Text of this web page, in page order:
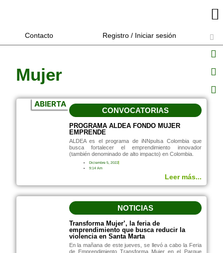
Contacto Registro / Iniciar sesión
Mujer
ABIERTA
CONVOCATORIAS
PROGRAMA ALDEA FONDO MUJER
EMPRENDE
ALDEA es el programa de iNNpulsa Colombia que
busca fortalecer el emprendimiento innovador
(también denominado de alto impacto) en Colombia.
Diciembre 5, 2022
9:14 Am
Leer más...
NOTICIAS
Transforma Mujer’, la feria de
emprendimiento que busca reducir la
violencia en Santa Marta
En la mañana de este jueves, se llevó a cabo la Feria
de Emprendimiento Transforma Mujer en el Parque